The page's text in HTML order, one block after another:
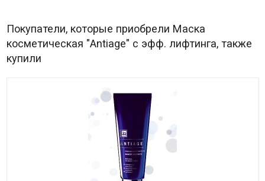
Покупатели, которые приобрели Маска
косметическая "Antiage" с эфф. лифтинга, также
купили